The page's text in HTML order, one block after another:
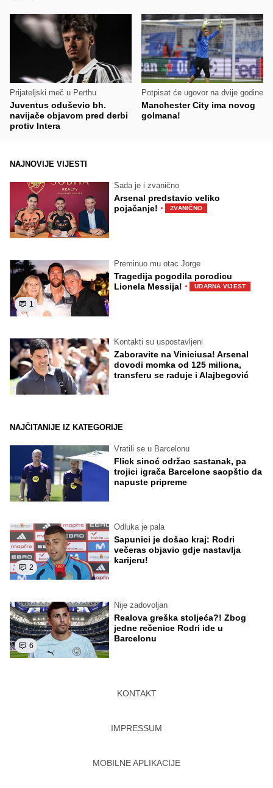
Prijateljski meč u Perthu
Juventus oduševio bh.
navijače objavom pred derbi
protiv Intera
Potpisat će ugovor na dvije godine
Manchester City ima novog
golmana!
NAJNOVIJE VIJESTI
Sada je i zvanično
Arsenal predstavio veliko
pojačanje! · ZVANIČNO
1
Preminuo mu otac Jorge
Tragedija pogodila porodicu
Lionela Messija! · UDARNA VIJEST
Kontakti su uspostavljeni
Zaboravite na Viniciusa! Arsenal
dovodi momka od 125 miliona,
transferu se raduje i Alajbegović
NAJČITANIJE IZ KATEGORIJE
Vratili se u Barcelonu
Flick sinoć održao sastanak, pa
trojici igrača Barcelone saopštio da
napuste pripreme
2
Odluka je pala
Sapunici je došao kraj: Rodri
večeras objavio gdje nastavlja
karijeru!
6
Nije zadovoljan
Realova greška stoljeća?! Zbog
jedne rečenice Rodri ide u
Barcelonu
KONTAKT
IMPRESSUM
MOBILNE APLIKACIJE